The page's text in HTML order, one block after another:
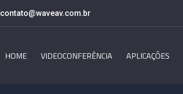
contato@waveav.com.br
HOME VIDEOCONFERÊNCIA APLICAÇÕES